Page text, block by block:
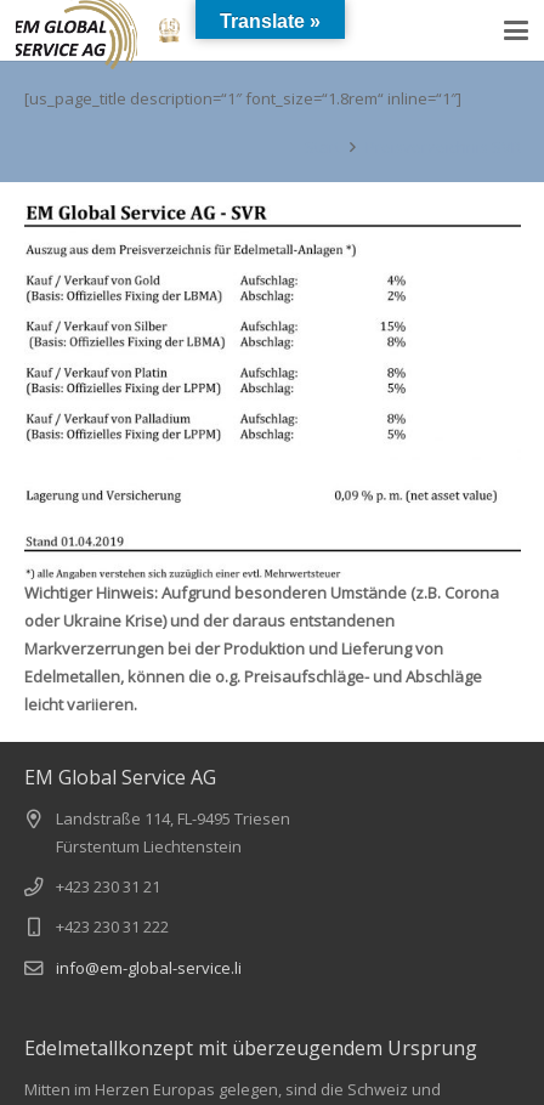
[us_page_title description=“1″ font_size=“1.8rem“ inline=“1″]
Wichtiger Hinweis: Aufgrund besonderen Umstände (z.B. Corona
oder Ukraine Krise) und der daraus entstandenen
Markverzerrungen bei der Produktion und Lieferung von
Edelmetallen, können die o.g. Preisaufschläge- und Abschläge
leicht variieren.
EM Global Service AG
Landstraße 114, FL-9495 Triesen
Fürstentum Liechtenstein
+423 230 31 21
+423 230 31 222
info@em-global-service.li
Edelmetallkonzept mit überzeugendem Ursprung
Mitten im Herzen Europas gelegen, sind die Schweiz und
Translate »